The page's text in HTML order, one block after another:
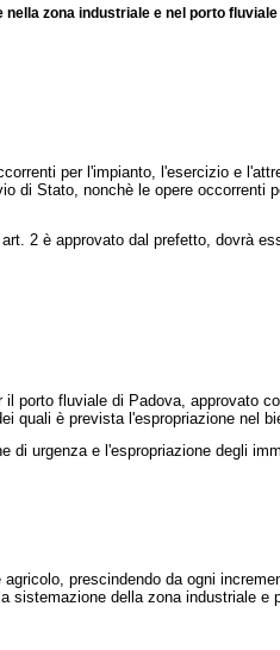
zona industriale e nel porto fluviale
per l'impianto, l'esercizio e
Stato, nonchè le opere occorrenti
2 è approvato dal prefetto, dovrà
fluviale di Padova, approvato
quali è prevista l'espropriazione nel
urgenza e l'espropriazione degli
prescindendo da ogni
sistemazione della zona industriale e